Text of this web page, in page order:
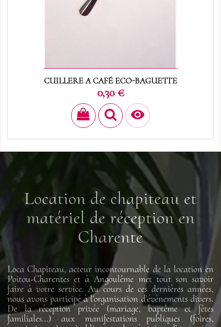
CUILLERE A CAFÉ ECO-BAGUETTE
Prix
0,30 €

Location de chapiteau et
matériel de réception en
Charente
Loca Chapiteau, acteur incontournable de la location en
Poitou-Charentes et à Angoulême met tout son savoir
faire à votre service. Au cours de ces dernières années,
nous avons participé à l'organisation d’évènements divers.
De la réception privée (mariage, baptême et fêtes
familiales…) aux manifestations publiques (foires,